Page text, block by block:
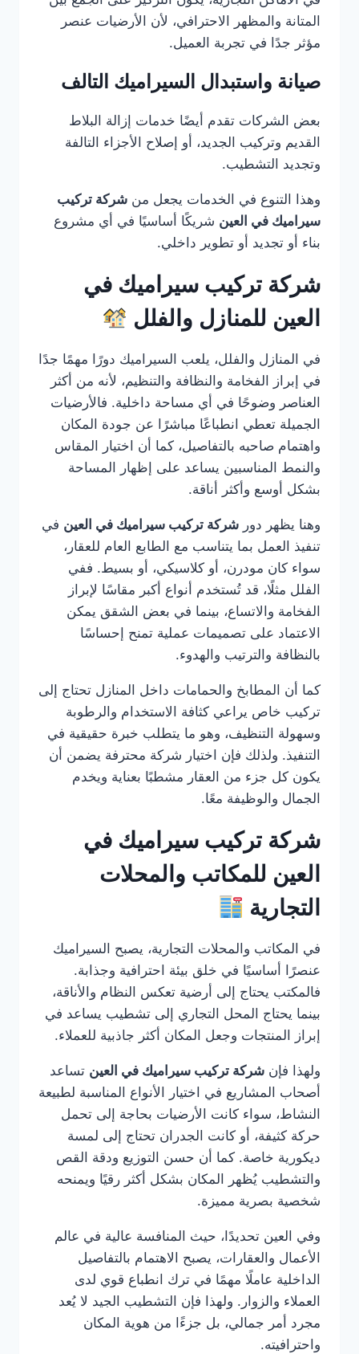
المتانة والمظهر الاحترافي، لأن الأرضيات عنصر
مؤثر جدًا في تجربة العميل.
صيانة واستبدال السيراميك التالف
بعض الشركات تقدم أيضًا خدمات إزالة البلاط
القديم وتركيب الجديد، أو إصلاح الأجزاء التالفة
وتجديد التشطيب.
وهذا التنوع في الخدمات يجعل من شركة تركيب
سيراميك في العين شريكًا أساسيًا في أي مشروع
بناء أو تجديد أو تطوير داخلي.
شركة تركيب سيراميك في
العين للمنازل والفلل
في المنازل والفلل، يلعب السيراميك دورًا مهمًا جدًا
في إبراز الفخامة والنظافة والتنظيم، لأنه من أكثر
العناصر وضوحًا في أي مساحة داخلية. فالأرضيات
الجميلة تعطي انطباعًا مباشرًا عن جودة المكان
واهتمام صاحبه بالتفاصيل، كما أن اختيار المقاس
والنمط المناسبين يساعد على إظهار المساحة
بشكل أوسع وأكثر أناقة.
وهنا يظهر دور شركة تركيب سيراميك في العين في
تنفيذ العمل بما يتناسب مع الطابع العام للعقار،
سواء كان مودرن، أو كلاسيكي، أو بسيط. ففي
الفلل مثلًا، قد تُستخدم أنواع أكبر مقاسًا لإبراز
الفخامة والاتساع، بينما في بعض الشقق يمكن
الاعتماد على تصميمات عملية تمنح إحساسًا
بالنظافة والترتيب والهدوء.
كما أن المطابخ والحمامات داخل المنازل تحتاج إلى
تركيب خاص يراعي كثافة الاستخدام والرطوبة
وسهولة التنظيف، وهو ما يتطلب خبرة حقيقية في
التنفيذ. ولذلك فإن اختيار شركة محترفة يضمن أن
يكون كل جزء من العقار مشطبًا بعناية ويخدم
الجمال والوظيفة معًا.
شركة تركيب سيراميك في
العين للمكاتب والمحلات
التجارية
في المكاتب والمحلات التجارية، يصبح السيراميك
عنصرًا أساسيًا في خلق بيئة احترافية وجذابة.
فالمكتب يحتاج إلى أرضية تعكس النظام والأناقة،
بينما يحتاج المحل التجاري إلى تشطيب يساعد في
إبراز المنتجات وجعل المكان أكثر جاذبية للعملاء.
ولهذا فإن شركة تركيب سيراميك في العين تساعد
أصحاب المشاريع في اختيار الأنواع المناسبة لطبيعة
النشاط، سواء كانت الأرضيات بحاجة إلى تحمل
حركة كثيفة، أو كانت الجدران تحتاج إلى لمسة
ديكورية خاصة. كما أن حسن التوزيع ودقة القص
والتشطيب يُظهر المكان بشكل أكثر رقيًا ويمنحه
شخصية بصرية مميزة.
وفي العين تحديدًا، حيث المنافسة عالية في عالم
الأعمال والعقارات، يصبح الاهتمام بالتفاصيل
الداخلية عاملًا مهمًا في ترك انطباع قوي لدى
العملاء والزوار. ولهذا فإن التشطيب الجيد لا يُعد
مجرد أمر جمالي، بل جزءًا من هوية المكان
واحترافيته.